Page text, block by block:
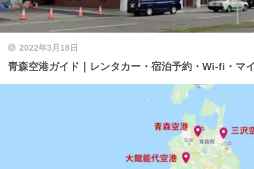
2022年3月18日
青森空港ガイド｜レンタカー・宿泊予約・Wi-fi・マ